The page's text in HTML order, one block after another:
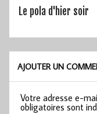
Le pola d'hier soir
AJOUTER UN
Votre adresse e-
obligatoires sont